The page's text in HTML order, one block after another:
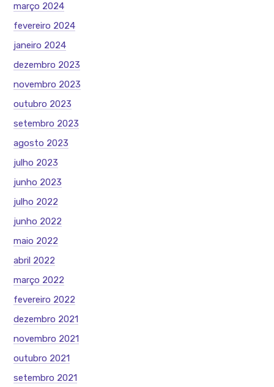
março 2024
fevereiro 2024
janeiro 2024
dezembro 2023
novembro 2023
outubro 2023
setembro 2023
agosto 2023
julho 2023
junho 2023
julho 2022
junho 2022
maio 2022
abril 2022
março 2022
fevereiro 2022
dezembro 2021
novembro 2021
outubro 2021
setembro 2021